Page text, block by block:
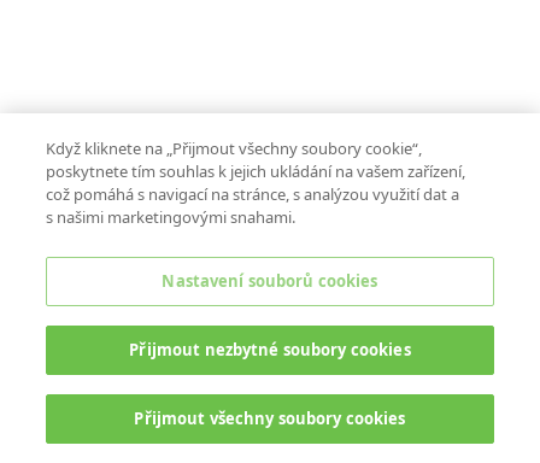
ONLINE CHAT
Když kliknete na „Přijmout všechny soubory cookie“,
poskytnete tím souhlas k jejich ukládání na vašem zařízení,
což pomáhá s navigací na stránce, s analýzou využití dat a
s našimi marketingovými snahami.
Nastavení souborů cookies
Přijmout nezbytné soubory cookies
Přijmout všechny soubory cookies